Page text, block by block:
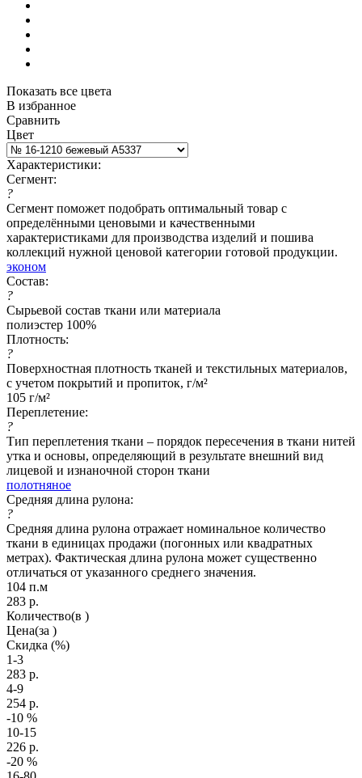
Показать все цвета
В избранное
Сравнить
Цвет
Характеристики:
Сегмент:
?
Сегмент поможет подобрать оптимальный товар с
определёнными ценовыми и качественными
характеристиками для производства изделий и пошива
коллекций нужной ценовой категории готовой продукции.
эконом
Состав:
?
Сырьевой состав ткани или материала
полиэстер 100%
Плотность:
?
Поверхностная плотность тканей и текстильных материалов,
с учетом покрытий и пропиток, г/м²
105 г/м²
Переплетение:
?
Тип переплетения ткани – порядок пересечения в ткани нитей
утка и основы, определяющий в результате внешний вид
лицевой и изнаночной сторон ткани
полотняное
Средняя длина рулона:
?
Средняя длина рулона отражает номинальное количество
ткани в единицах продажи (погонных или квадратных
метрах). Фактическая длина рулона может существенно
отличаться от указанного среднего значения.
104 п.м
283 р.
Количество(в )
Цена(за )
Скидка (%)
1-3
283 р.
4-9
254 р.
-10 %
10-15
226 р.
-20 %